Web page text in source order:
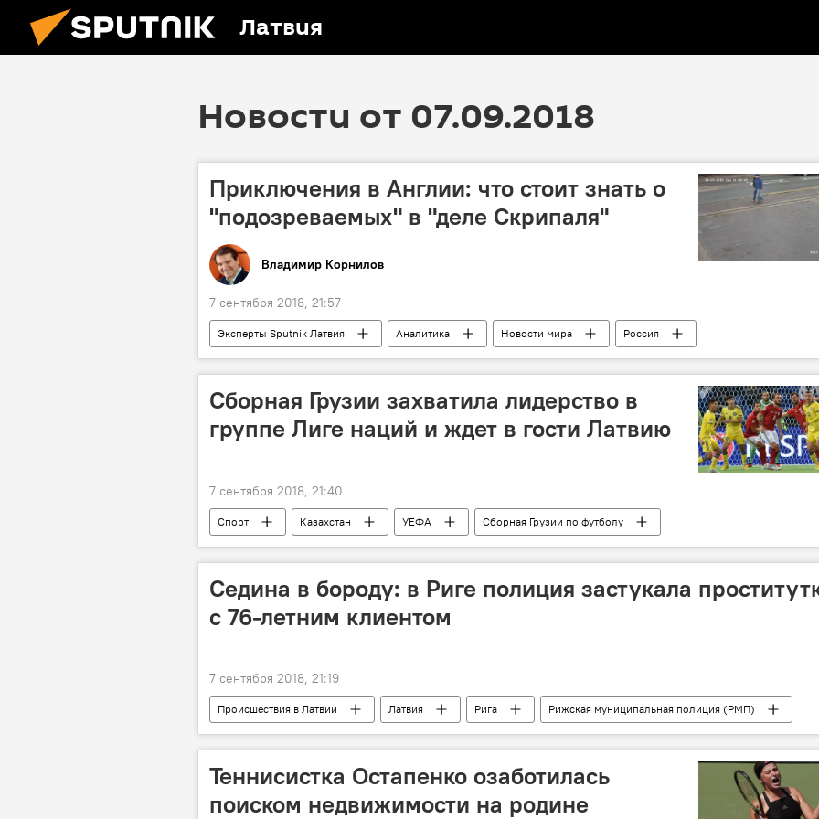
Латвия
Новости от 07.09.2018
Приключения в Англии: что стоит знать о
"подозреваемых" в "деле Скрипаля"
Владимир Корнилов
7 сентября 2018, 21:57
Эксперты Sputnik Латвия Аналитика Новости мира
Россия
Великобритания
Мария Захарова Тереза Мэй
Александр Петров
Сборная Грузии захватила лидерство в
группе Лиге наций и ждет в гости Латвию
7 сентября 2018, 21:40
Спорт Казахстан УЕФА
Сборная Грузии по футболу
Сборная Казахстана по футболу
Лига наций
Седина в бороду: в Риге полиция застукала
с 76-летним клиентом
7 сентября 2018, 21:19
Происшествия в Латвии Латвия Рига Рижская муниципальная полиция (РМП)
Теннисистка Остапенко озаботилась
поиском недвижимости на родине